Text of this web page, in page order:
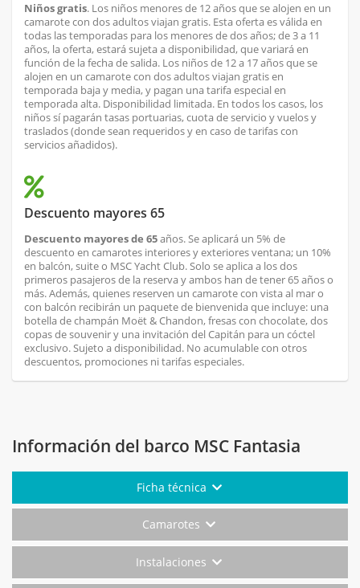
Niños gratis. Los niños menores de 12 años que se alojen en un
camarote con dos adultos viajan gratis. Esta oferta es válida en
todas las temporadas para los menores de dos años; de 3 a 11
años, la oferta, estará sujeta a disponibilidad, que variará en
función de la fecha de salida. Los niños de 12 a 17 años que se
alojen en un camarote con dos adultos viajan gratis en
temporada baja y media, y pagan una tarifa especial en
temporada alta. Disponibilidad limitada. En todos los casos, los
niños sí pagarán tasas portuarias, cuota de servicio y vuelos y
traslados (donde sean requeridos y en caso de tarifas con
servicios añadidos).
Descuento mayores 65
Descuento mayores de 65años. Se aplicará un 5% de
descuento en camarotes interiores y exteriores ventana; un 10%
en balcón, suite o MSC Yacht Club. Solo se aplica a los dos
primeros pasajeros de la reserva y ambos han de tener 65 años o
más. Además, quienes reserven un camarote con vista al mar o
con balcón recibirán un paquete de bienvenida que incluye: una
botella de champán Moët & Chandon, fresas con chocolate, dos
copas de souvenir y una invitación del Capitán para un cóctel
exclusivo. Sujeto a disponibilidad. No acumulable con otros
descuentos, promociones ni tarifas especiales.
Información del barco MSC Fantasia
Ficha técnica
Camarotes
Instalaciones